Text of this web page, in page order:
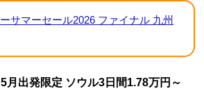
サマーセール2026 ファイナル 九州
5月出発限定 ソウル3日間1.78万円～